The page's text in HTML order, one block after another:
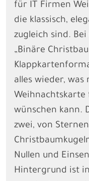
für IT Firmen
die klassisch,
zugleich sind.
„Binäre
alles wieder,
wünschen kann.
zwei, von
Nullen und
Hintergrund ist